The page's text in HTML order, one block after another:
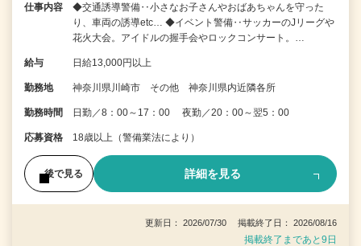
仕事内容
◆交通誘導警備‥小さなお子さんやおばあちゃんを守った
り、車両の誘導etc… ◆イベント警備‥サッカーのJリーグや
花火大会。アイドルの握手会やロックコンサート。…
給与 日給13,000円以上
勤務地 神奈川県川崎市 その他 神奈川県内近隣各所
勤務時間 日勤／8：00～17：00 夜勤／20：00～翌5：00
応募資格 18歳以上（警備業法により）
後で見る 詳細を見る
更新日： 2026/07/30 掲載終了日： 2026/08/16
掲載終了まであと9日